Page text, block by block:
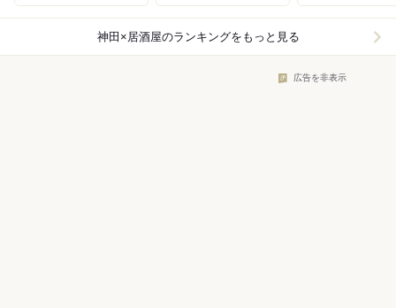
神田×居酒屋のランキングをもっと見る
広告を非表示